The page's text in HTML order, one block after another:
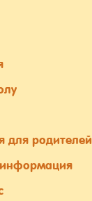
для родителей